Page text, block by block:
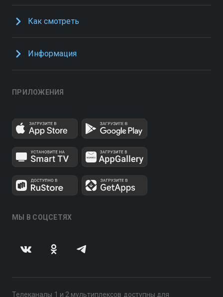
Как смотреть
Информация
ПРИЛОЖЕНИЯ
МЫ В СОЦСЕТЯХ
Телеканалы 1 и 2 мультиплексов доступны для